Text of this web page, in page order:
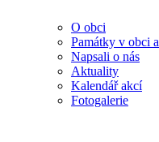
O obci
Památky v obci
Napsali o nás
Aktuality
Kalendář akcí
Fotogalerie